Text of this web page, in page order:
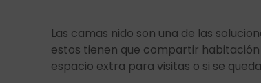
Las camas nido son una de las
estos tienen que compartir
espacio extra para visitas o si se